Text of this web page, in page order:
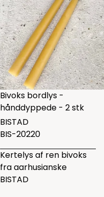
Bivoks bordlys -
hånddyppede - 2 stk
BISTAD
BIS-20220
Kertelys af ren bivoks
fra aarhusianske
BISTAD